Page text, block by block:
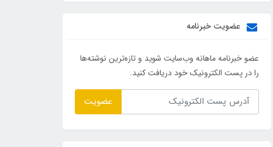
عضویت خبرنامه
عضو خبرنامه ماهانه وب‌سایت شوید و تازه‌ترین نوشته‌ها
را در پست الکترونیک خود دریافت کنید.
عضویت